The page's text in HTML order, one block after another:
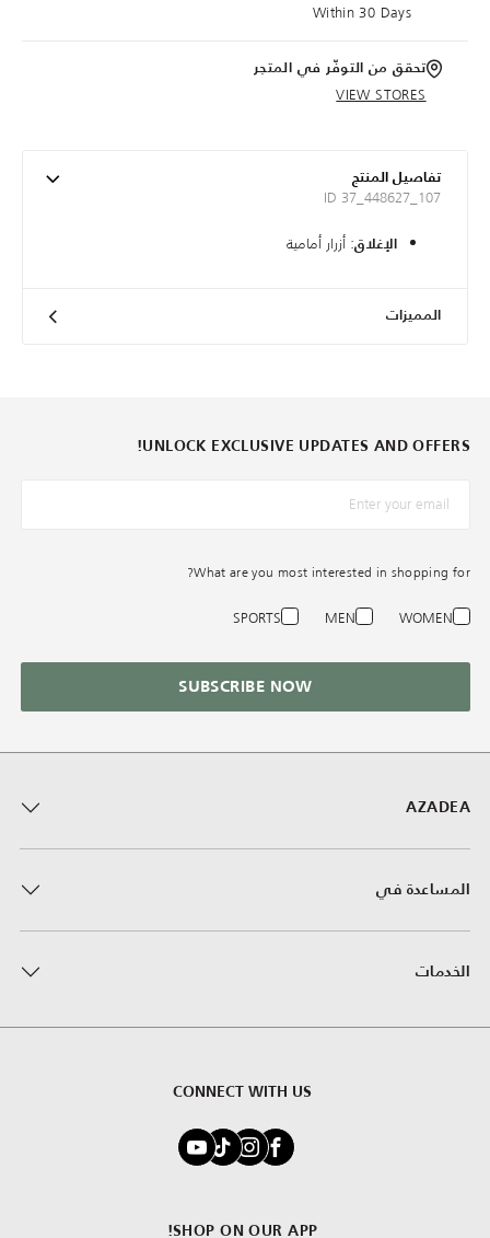
Within 30 Days
تحقق من التوفّر في المتجر
VIEW STORES
تفاصيل المنتج
ID 37_448627_107
الإغلاق: أزرار أمامية
المميزات
AZADEA
المساعدة في
الخدمات
CONNECT WITH US
SHOP ON OUR APP!
UNLOCK EXCLUSIVE UPDATES AND OFFERS!
*البريد الإلكترونيّ
What are you most interested in shopping for?
WOMEN
MEN
SPORTS
SUBSCRIBE NOW